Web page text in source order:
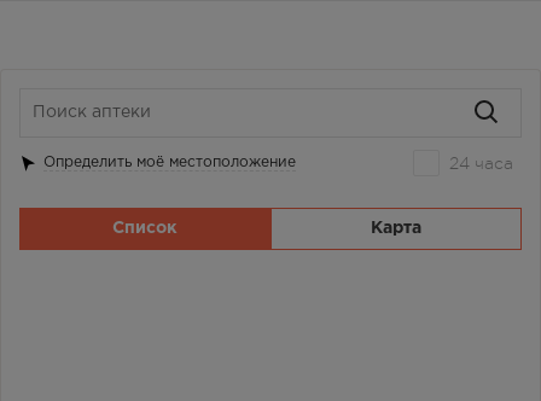
Определить моё местоположение 24 часа
Список Карта